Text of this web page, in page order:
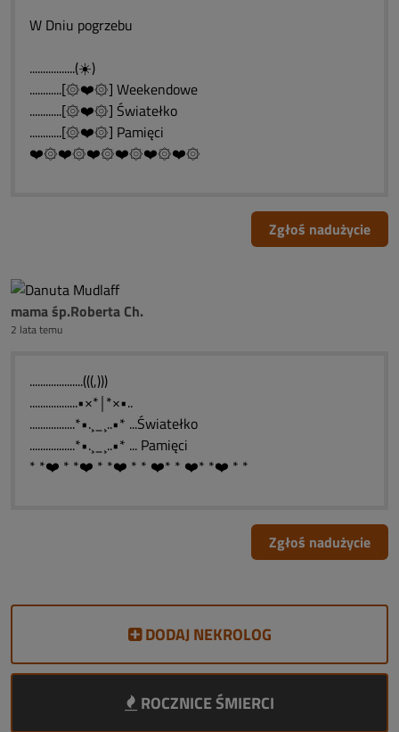
W Dniu pogrzebu
.................(☀️)
............[۞❤️۞] Weekendowe
............[۞❤️۞] Światełko
............[۞❤️۞] Pamięci
❤️۞❤️۞❤️۞❤️۞❤️۞❤️۞
Zgłoś nadużycie
mama śp.Roberta Ch.
2 lata temu
....................(((,)))
..................•×*￨*×•..
.................*•.¸_¸..•* ...Światełko
.................*•.¸_¸..•* ... Pamięci
* *❤️ * *❤️ * *❤️ * * ❤️* * ❤️* *❤️ * *
Zgłoś nadużycie
DODAJ NEKROLOG
ROCZNICE ŚMIERCI